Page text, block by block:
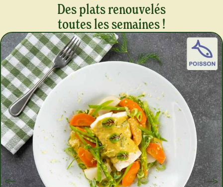
Des plats renouvelés
toutes les semaines !